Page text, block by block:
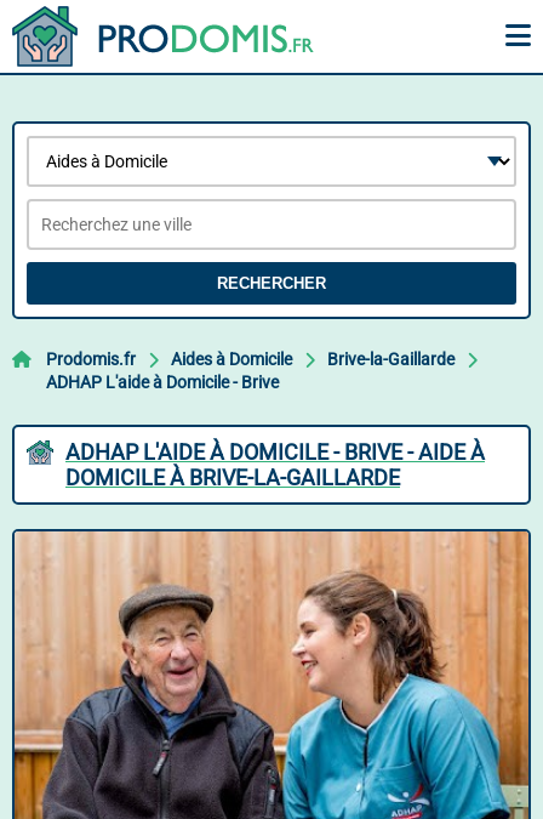
RECHERCHER
Prodomis.fr Aides à Domicile
Brive-la-Gaillarde
ADHAP L'aide à Domicile - Brive
ADHAP L'AIDE À DOMICILE - BRIVE - AIDE À
DOMICILE À BRIVE-LA-GAILLARDE